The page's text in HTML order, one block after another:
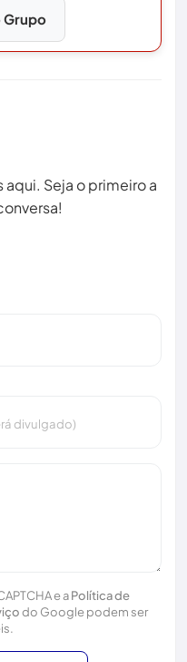
Grupo
Seja o primeiro a
divulgado)
e aPolítica de
do Google podem ser